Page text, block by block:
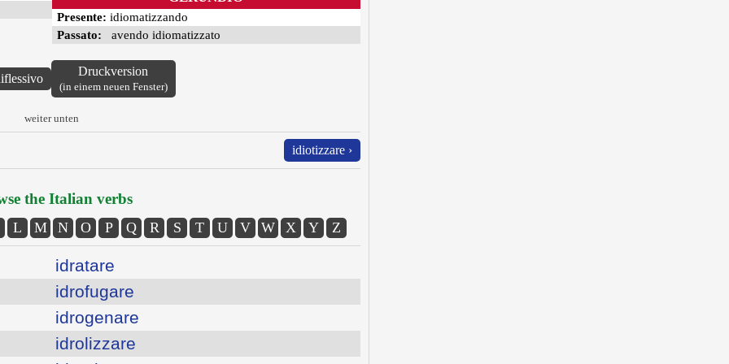
Presente: idiomatizzando
Passato: avendo idiomatizzato
Druckversion
(in einem neuen Fenster)
weiter unten
idiotizzare ›
the Italian verbs
L M N O P Q R S T U V W X Y Z
idratare
idrofugare
idrogenare
idrolizzare